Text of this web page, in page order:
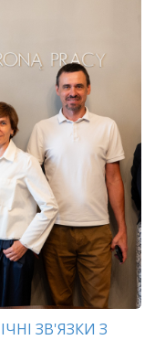
ЗВ'ЯЗКИ З